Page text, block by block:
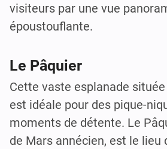
visiteurs par une vue
époustouflante.
Le Pâquier
Cette vaste esplanade
est idéale pour des pique-
moments de détente. Le
de Mars annécien, est le lieu